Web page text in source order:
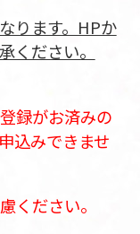
ります。HPか
ください。
録がお済みの
込みできませ
ください。